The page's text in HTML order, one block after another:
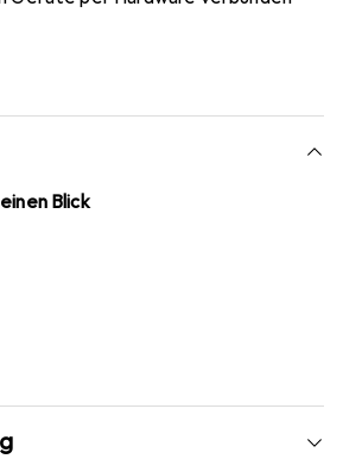
zu kontrollieren.
Blick